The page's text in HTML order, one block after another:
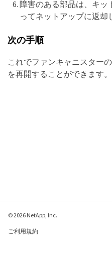
障害のある部品は、キッ
ってネットアップに返却
次の手順
これでファンキャニスター
を再開することができます。
© 2026 NetApp, Inc.
ご利用規約